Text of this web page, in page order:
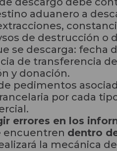
aduanero a
de destrucción o
se descarga: fecha
de transferencia
y donación.
pedimentos
por cada
errores en los
encuentren dentro
la mecánica